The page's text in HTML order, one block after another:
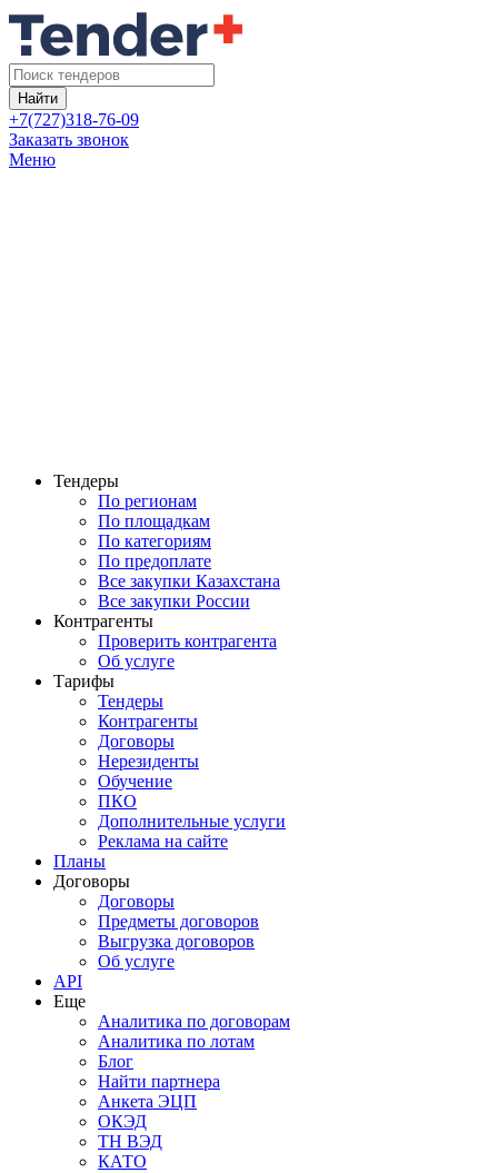
Найти
+7(727)318-76-09
Заказать звонок
Меню
Тендеры
По регионам
По площадкам
По категориям
По предоплате
Все закупки Казахстана
Все закупки России
Контрагенты
Проверить контрагента
Об услуге
Тарифы
Тендеры
Контрагенты
Договоры
Нерезиденты
Обучение
ПКО
Дополнительные услуги
Реклама на сайте
Планы
Договоры
Договоры
Предметы договоров
Выгрузка договоров
Об услуге
API
Еще
Аналитика по договорам
Аналитика по лотам
Блог
Найти партнера
Анкета ЭЦП
ОКЭД
ТН ВЭД
КАТО